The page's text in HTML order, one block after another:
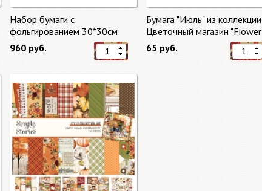
Набор бумаги с
фольгированием 30*30см
Сладкая весна "Sweet Spring"
8 листов Prima Marketing
960 руб.
Бумага "Июль" из коллекции
Цветочный магазин "Fiower
Market"
65 руб.